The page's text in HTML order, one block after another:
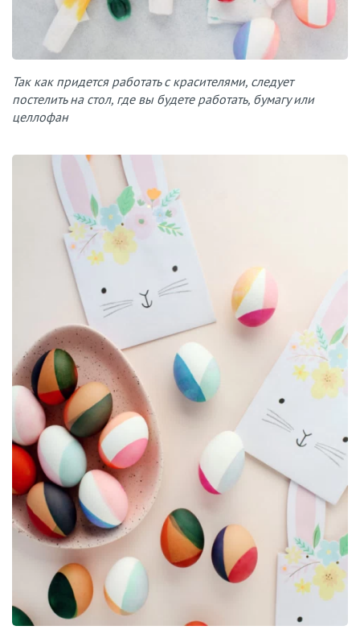
Так как придется работать с красителями, следует
постелить на стол, где вы будете работать, бумагу или
целлофан